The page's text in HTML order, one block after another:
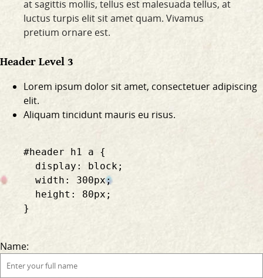
at sagittis mollis, tellus est malesuada tellus, at
luctus turpis elit sit amet quam. Vivamus
pretium ornare est.
Header Level 3
Lorem ipsum dolor sit amet, consectetuer adipiscing
elit.
Aliquam tincidunt mauris eu risus.
    #header h1 a {
      display: block;
      width: 300px;
      height: 80px;
    }
Name: